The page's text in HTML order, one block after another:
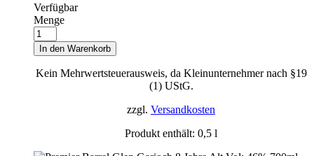
Verfügbar
Menge
In den Warenkorb
Kein Mehrwertsteuerausweis, da Kleinunternehmer nach §19
(1) UStG.
zzgl. Versandkosten
Produkt enthält: 0,5 l